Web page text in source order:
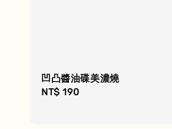
凹凸醬油碟美濃燒
Regular
NT$ 190